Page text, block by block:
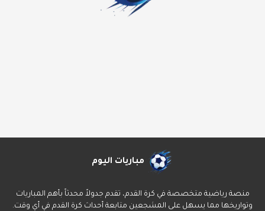
مباريات اليوم
منصة رياضية متخصصة في كرة القدم، تقدم جدولاً محدثاً بأهم المباريات
وتواريخها مما يسهل على المشجعين متابعة أحداث كرة القدم في أي وقت.